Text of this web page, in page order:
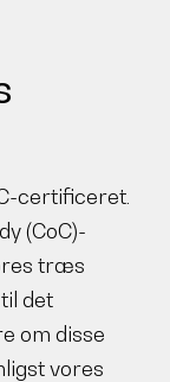
certificeret.
(CoC)-
træs
det
om disse
vores